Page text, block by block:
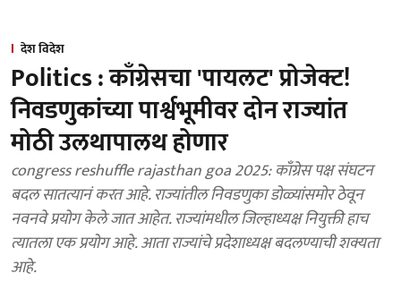
देश विदेश
Politics : काँग्रेसचा 'पायलट' प्रोजेक्ट!
निवडणुकांच्या पार्श्वभूमीवर दोन राज्यांत
मोठी उलथापालथ होणार
congress reshuffle rajasthan goa 2025: काँग्रेस पक्ष संघटन
बदल सातत्यानं करत आहे. राज्यांतील निवडणुका डोळ्यांसमोर ठेवून
नवनवे प्रयोग केले जात आहेत. राज्यांमधील जिल्हाध्यक्ष नियुक्ती हाच
त्यातला एक प्रयोग आहे. आता राज्यांचे प्रदेशाध्यक्ष बदलण्याची शक्यता
आहे.